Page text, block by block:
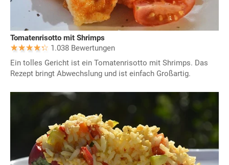
Tomatenrisotto mit Shrimps
1.038 Bewertungen
Ein tolles Gericht ist ein Tomatenrisotto mit Shrimps. Das
Rezept bringt Abwechslung und ist einfach Großartig.